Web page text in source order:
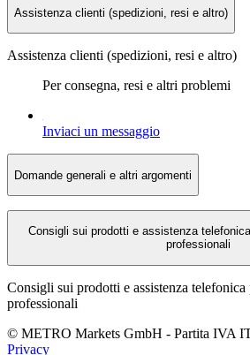
Assistenza clienti (spedizioni, resi e altro)
Assistenza clienti (spedizioni, resi e altro)
Per consegna, resi e altri problemi
Inviaci un messaggio
Domande generali e altri argomenti
Consigli sui prodotti e assistenza
professionali
Consigli sui prodotti e assistenza
professionali
© METRO Markets GmbH - Partita IVA
Privacy